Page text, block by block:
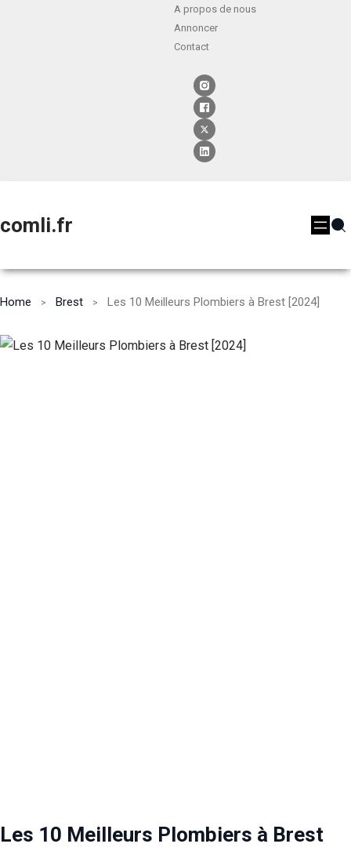
A propos de nous
Annoncer
Contact
comli.fr
Home Brest Les 10 Meilleurs Plombiers à Brest [2024]
Les 10 Meilleurs Plombiers à Brest